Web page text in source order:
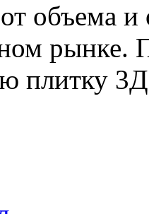
объема
рынке.
плитку